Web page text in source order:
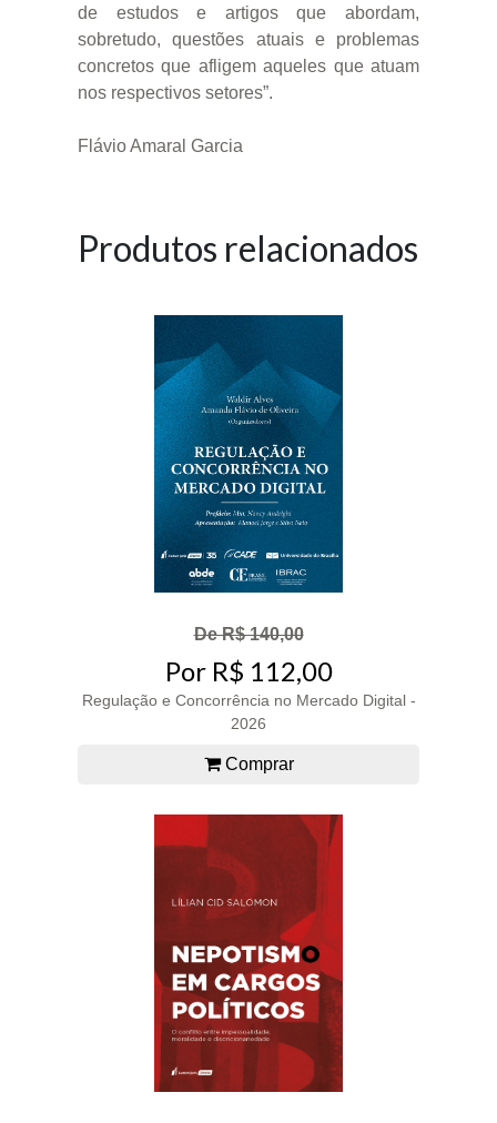
de estudos e artigos que abordam,
sobretudo, questões atuais e problemas
concretos que afligem aqueles que atuam
nos respectivos setores”.
Flávio Amaral Garcia
Produtos relacionados
De R$ 140,00
Por R$ 112,00
Regulação e Concorrência no Mercado Digital -
2026
Comprar